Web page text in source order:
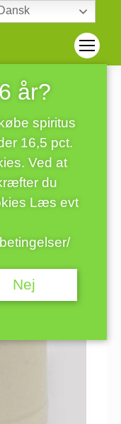
er her:
Forside ølkrus stentøj
år?
spiritus
16,5 pct.
Ved at
du
Læs evt
Nej